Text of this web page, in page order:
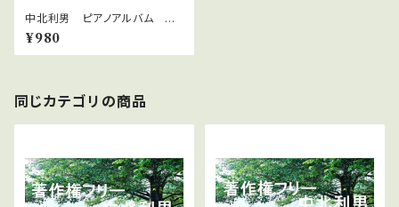
中北利男 ピアノアルバム 感
動4
¥980
同じカテゴリの商品